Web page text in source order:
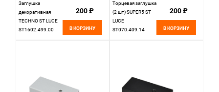
Заглушка
декоративная
TECHNO ST LUCE
ST1602.499.00
200 ₽
В КОРЗИНУ
Торцевая заглушка
(2 шт) SUPER5 ST
LUCE
ST070.409.14
200 ₽
В КОРЗИНУ